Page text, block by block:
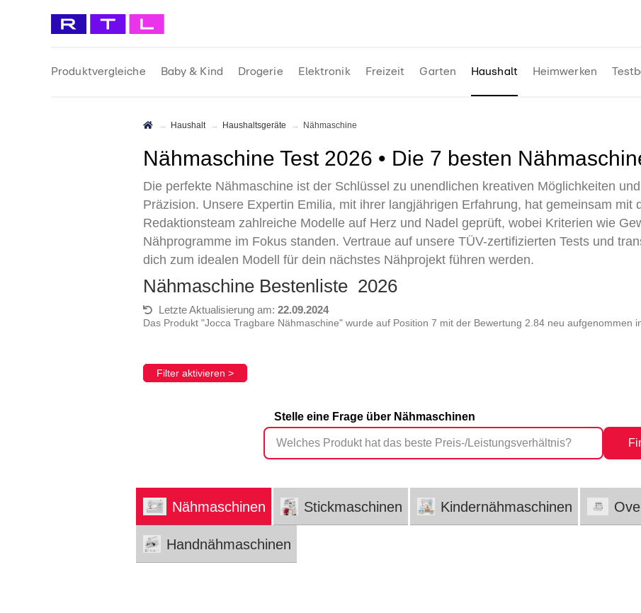
Produktvergleiche Baby & Kind Drogerie Elektronik Freizeit Garten Haushalt Heimwerken
Haushalt Haushaltsgeräte Nähmaschine
Nähmaschine Test 2026 • Die 7 besten
Die perfekte Nähmaschine ist der Schlüssel zu unendlichen kreativen Möglichkeiten
Präzision. Unsere Expertin Emilia, mit ihrer langjährigen Erfahrung, hat gemeinsam mit
Redaktionsteam zahlreiche Modelle auf Herz und Nadel geprüft, wobei Kriterien wie
Nähprogramme im Fokus standen. Vertraue auf unsere TÜV-zertifizierten Tests und
dich zum idealen Modell für dein nächstes Nähprojekt führen werden.
Nähmaschine Bestenliste 2026
Letzte Aktualisierung am: 22.09.2024
Das Produkt "Jocca Tragbare Nähmaschine" wurde auf Position 7 mit der Bewertung 2.84 neu aufgenommen
Filter aktivieren >
Stelle eine Frage über Nähmaschinen
Nähmaschinen Stickmaschinen Kindernähmaschinen
Handnähmaschinen